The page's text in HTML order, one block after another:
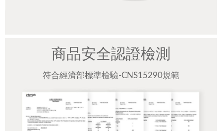
商品安全認證檢測
符合經濟部標準檢驗-CNS15290規範